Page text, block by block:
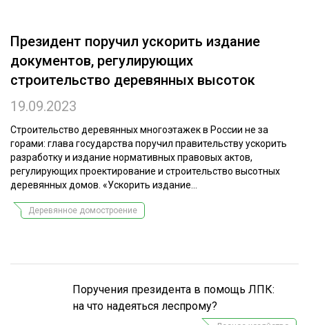
ПРОИЗВОДСТВО ДРЕВЕСНЫХ ПЛИТ
ЦБП
КОМПЛЕКСНАЯ ПЕРЕРАБОТКА
ЛЕСОПИЛЕНИЕ
ДЕРЕВЯННОЕ ДОМОСТРОЕНИЕ
БЕЗОПАСНОЕ ПРОИЗВОДСТВО
СОРТИРОВКА ДРЕВЕСИНЫ
Президент поручил ускорить издание
документов, регулирующих
строительство деревянных высоток
19.09.2023
Строительство деревянных многоэтажек в России не за
горами: глава государства поручил правительству ускорить
разработку и издание нормативных правовых актов,
регулирующих проектирование и строительство высотных
деревянных домов. «Ускорить издание...
Деревянное домостроение
Поручения президента в помощь ЛПК:
на что надеяться леспрому?